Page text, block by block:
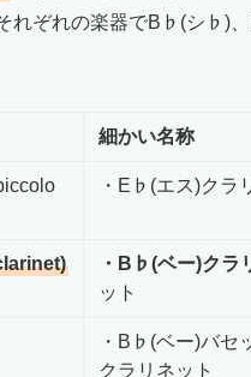
れぞれの楽器でB♭(シ♭)
細かい名称
・E♭(エス)クラ
・B♭(ベー)クラ
ット
・B♭(ベー)バセ
クラリネット